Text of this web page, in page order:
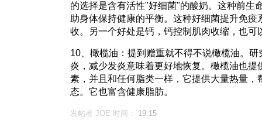
的选择是含有活性"好细菌"的酸奶。这种前生
助身体保持健康的平衡。这种好细菌提升免疫
收。另一个好处是钙，钙控制肌肉收缩，也可
10、橄榄油：提到赠重就不得不说橄榄油。
炎，减少发炎意味着更好地恢复。橄榄油也提
素，并且和任何脂类一样，它提供大量热量，
态。它也富含健康脂肪。
发帖者 JOE 时间： 19:15